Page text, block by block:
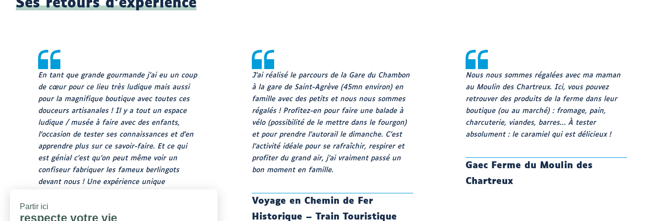
Ses retours d’expérience
En tant que grande gourmande j’ai eu un coup
de cœur pour ce lieu très ludique mais aussi
pour la magnifique boutique avec toutes ces
douceurs artisanales ! Il y a tout un espace
ludique / musée à faire avec des enfants,
l’occasion de tester ses connaissances et d’en
apprendre plus sur ce savoir-faire. Et ce qui
est génial c’est qu’on peut même voir un
confiseur fabriquer les fameux berlingots
devant nous ! Une expérience unique
fabrication).
J’ai réalisé le parcours de la Gare du Chambon
à la gare de Saint-Agrève (45mn environ) en
famille avec des petits et nous nous sommes
régalés ! Profitez-en pour faire une balade à
vélo (possibilité de le mettre dans le fourgon)
et pour prendre l’autorail le dimanche. C’est
l’activité idéale pour se rafraîchir, respirer et
profiter du grand air, j’ai vraiment passé un
bon moment en famille.
Voyage en Chemin de Fer
Historique – Train Touristique
Nous nous sommes régalées avec ma maman
au Moulin des Chartreux. Ici, vous pouvez
retrouver des produits de la ferme dans leur
boutique (ou au marché) : fromage, pain,
charcuterie, viandes, barres… À tester
absolument : le caramiel qui est délicieux !
Gaec Ferme du Moulin des
Chartreux